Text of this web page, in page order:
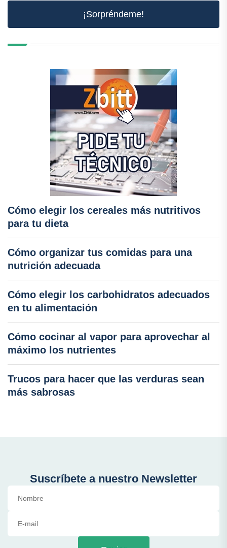
¡Sorpréndeme!
Cómo elegir los cereales más nutritivos
para tu dieta
Cómo organizar tus comidas para una
nutrición adecuada
Cómo elegir los carbohidratos adecuados
en tu alimentación
Cómo cocinar al vapor para aprovechar al
máximo los nutrientes
Trucos para hacer que las verduras sean
más sabrosas
Suscríbete a nuestro Newsletter